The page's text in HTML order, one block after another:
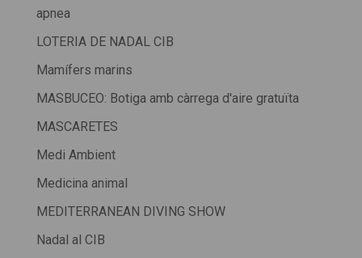
apnea
LOTERIA DE NADAL CIB
Mamífers marins
MASBUCEO: Botiga amb càrrega d'aire gratuïta
MASCARETES
Medi Ambient
Medicina animal
MEDITERRANEAN DIVING SHOW
Nadal al CIB